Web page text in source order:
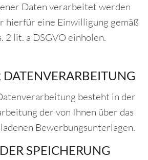
Daten verarbeitet werden
hierfür eine Einwilligung gemäß
2 lit. a DSGVO einholen.
besteht in der
der von Ihnen über das
Bewerbungsunterlagen.
SPEICHERUNG